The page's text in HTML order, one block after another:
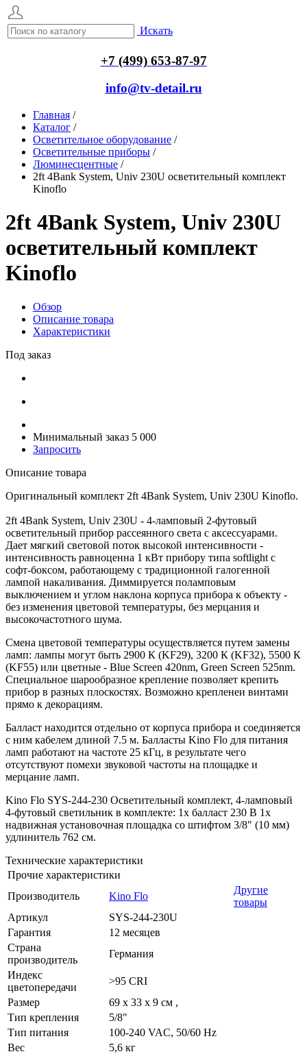
Искать
+7 (499) 653-87-97
info@tv-detail.ru
Главная /
Каталог /
Осветительное оборудование /
Осветительные приборы /
Люминесцентные /
2ft 4Bank System, Univ 230U осветительный комплект
Kinoflo
2ft 4Bank System, Univ 230U
осветительный комплект
Kinoflo
Обзор
Описание товара
Характеристики
Под заказ
Минимальный заказ 5 000
Запросить
Описание товара
Оригинальный комплект 2ft 4Bank System, Univ 230U Kinoflo.
2ft 4Bank System, Univ 230U - 4-ламповый 2-футовый
осветительный прибор рассеянного света с аксессуарами.
Дает мягкий световой поток высокой интенсивности -
интенсивность равноценна 1 кВт прибору типа softlight с
софт-боксом, работающему с традиционной галогенной
лампой накаливания. Диммируется поламповым
выключением и углом наклона корпуса прибора к объекту -
без изменения цветовой температуры, без мерцания и
высокочастотного шума.
Смена цветовой температуры осуществляется путем замены
ламп: лампы могут быть 2900 К (KF29), 3200 К (KF32), 5500 К
(KF55) или цветные - Blue Screen 420nm, Green Screen 525nm.
Специальное шарообразное крепление позволяет крепить
прибор в разных плоскостях. Возможно крепленеи винтами
прямо к декорациям.
Балласт находится отдельно от корпуса прибора и соединяется
с ним кабелем длиной 7.5 м. Балласты Kino Flo для питания
ламп работают на частоте 25 кГц, в результате чего
отсутствуют помехи звуковой частоты на площадке и
мерцание ламп.
Kino Flo SYS-244-230 Осветительный комплект, 4-ламповый
4-футовый светильник в комплекте: 1х балласт 230 В 1x
надвижная установочная площадка со штифтом 3/8" (10 мм)
удлинитель 762 см.
Технические характеристики
Прочие характеристики
Производитель
Kino Flo
Другие
товары
Артикул
SYS-244-230U
Гарантия
12 месяцев
Страна
производитель
Германия
Индекс
цветопередачи
>95 CRI
Размер
69 x 33 x 9 см ,
Тип крепления
5/8"
Тип питания
100-240 VAC, 50/60 Hz
Вес
5,6 кг